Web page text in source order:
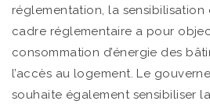
réglementation, la sensibilisation
cadre réglementaire a pour
consommation d’énergie des
l’accès au logement. Le
souhaite également sensibiliser